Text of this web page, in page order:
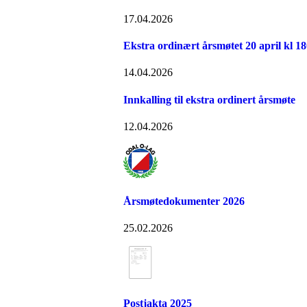
17.04.2026
Ekstra ordinært årsmøtet 20 april kl
14.04.2026
Innkalling til ekstra ordinert årsmøte
12.04.2026
Årsmøtedokumenter 2026
25.02.2026
Postjakta 2025